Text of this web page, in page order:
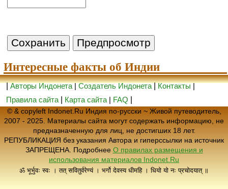
Интересные факты об Индии
|Авторы Индонета|Создатель Индонета|Контакты|
Правила сайта
Карта сайта | FAQ
© & copyleft Indonet.Ru Индия по-русски ~ Живой путеводитель,
2007 - 2025. Материалы сайта могут содержать информацию, не
предназначенную для лиц, не достигших 18 лет.
РЕПУБЛИКАЦИЯ без указания Автора и гиперссылки на источник
ЗАПРЕЩЕНА. Подробнее О правилах размещения и
использования материалов Indonet.Ru
ॐ भूर्भुवः स्वः । तत् सवितुर्वरेण्यं । भर्गो देवस्य धीमहि । धियो यो नः प्रचोदयात् ॥